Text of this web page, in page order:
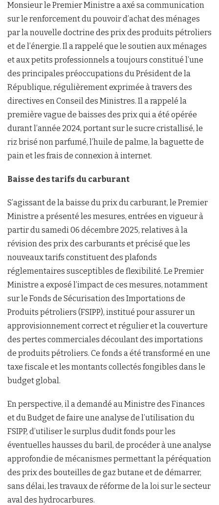
Monsieur le Premier Ministre a axé sa communication
sur le renforcement du pouvoir d’achat des ménages
par la nouvelle doctrine des prix des produits pétroliers
et de l’énergie. Il a rappelé que le soutien aux ménages
et aux petits professionnels a toujours constitué l’une
des principales préoccupations du Président de la
République, régulièrement exprimée à travers des
directives en Conseil des Ministres. Il a rappelé la
première vague de baisses des prix qui a été opérée
durant l’année 2024, portant sur le sucre cristallisé, le
riz brisé non parfumé, l’huile de palme, la baguette de
pain et les frais de connexion à internet.
Baisse des tarifs du carburant
S’agissant de la baisse du prix du carburant, le Premier
Ministre a présenté les mesures, entrées en vigueur à
partir du samedi 06 décembre 2025, relatives à la
révision des prix des carburants et précisé que les
nouveaux tarifs constituent des plafonds
réglementaires susceptibles de flexibilité. Le Premier
Ministre a exposé l’impact de ces mesures, notamment
sur le Fonds de Sécurisation des Importations de
Produits pétroliers (FSIPP), institué pour assurer un
approvisionnement correct et régulier et la couverture
des pertes commerciales découlant des importations
de produits pétroliers. Ce fonds a été transformé en une
taxe fiscale et les montants collectés fongibles dans le
budget global.
En perspective, il a demandé au Ministre des Finances
et du Budget de faire une analyse de l’utilisation du
FSIPP, d’utiliser le surplus dudit fonds pour les
éventuelles hausses du baril, de procéder à une analyse
approfondie de mécanismes permettant la péréquation
des prix des bouteilles de gaz butane et de démarrer,
sans délai, les travaux de réforme de la loi sur le secteur
aval des hydrocarbures.